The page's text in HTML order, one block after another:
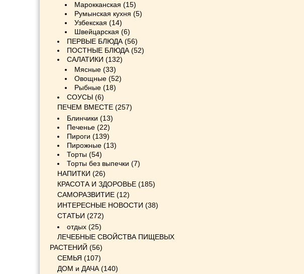
Марокканская (15)
Румынская кухня (5)
Узбекская (14)
Швейцарская (6)
ПЕРВЫЕ БЛЮДА (56)
ПОСТНЫЕ БЛЮДА (52)
САЛАТИКИ (132)
Мясные (33)
Овощные (52)
Рыбные (18)
СОУСЫ (6)
ПЕЧЕМ ВМЕСТЕ (257)
Блинчики (13)
Печенье (22)
Пироги (139)
Пирожные (13)
Торты (54)
Торты без выпечки (7)
НАПИТКИ (26)
КРАСОТА И ЗДОРОВЬЕ (185)
САМОРАЗВИТИЕ (12)
ИНТЕРЕСНЫЕ НОВОСТИ (38)
СТАТЬИ (272)
отдых (25)
ЛЕЧЕБНЫЕ СВОЙСТВА ПИЩЕВЫХ
РАСТЕНИЙ (56)
СЕМЬЯ (107)
ДОМ и ДАЧА (140)